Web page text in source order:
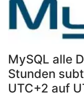
MySQL alle
Stunden
UTC+2 auf